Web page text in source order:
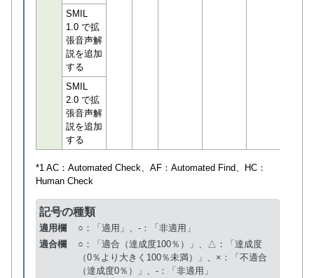
SMIL
1.0 で拡
張音声解
説を追加
する
SMIL
2.0 で拡
張音声解
説を追加
する
*1 AC： Automated Check、AF： Automated Find、HC：
Human Check
記号の種類
適用欄
○：「適用」、-：「非適用」
適合欄
○：「適合（達成度100％）」、△：「達成度
（0％より大きく100％未満）」、×：「不適合
（達成度0％）」、-：「非適用」